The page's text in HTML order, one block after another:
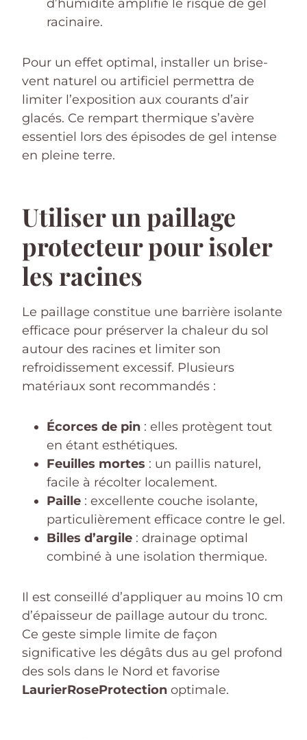
d’humidité amplifie le risque de gel
racinaire.
Pour un effet optimal, installer un brise-
vent naturel ou artificiel permettra de
limiter l’exposition aux courants d’air
glacés. Ce rempart thermique s’avère
essentiel lors des épisodes de gel intense
en pleine terre.
Utiliser un paillage
protecteur pour isoler
les racines
Le paillage constitue une barrière isolante
efficace pour préserver la chaleur du sol
autour des racines et limiter son
refroidissement excessif. Plusieurs
matériaux sont recommandés :
Écorces de pin : elles protègent tout
en étant esthétiques.
Feuilles mortes : un paillis naturel,
facile à récolter localement.
Paille : excellente couche isolante,
particulièrement efficace contre le gel.
Billes d’argile : drainage optimal
combiné à une isolation thermique.
Il est conseillé d’appliquer au moins 10 cm
d’épaisseur de paillage autour du tronc.
Ce geste simple limite de façon
significative les dégâts dus au gel profond
des sols dans le Nord et favorise
LaurierRoseProtection optimale.